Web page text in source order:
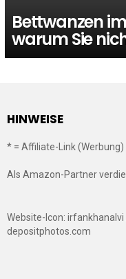
Bettwanzen
warum Sie
HINWEISE
* = Affiliate-Link (Werbung)
Als Amazon-Partner
Website-Icon:
depositphotos.com